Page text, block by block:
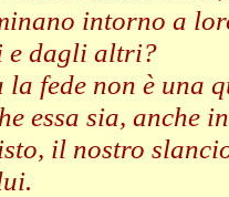
intorno a
e dagli altri?
la fede non è una
essa sia, anche
il nostro